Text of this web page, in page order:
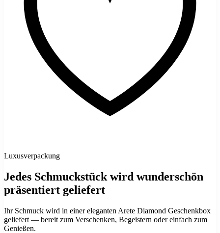
Luxusverpackung
Jedes Schmuckstück wird wunderschön
präsentiert geliefert
Ihr Schmuck wird in einer eleganten Arete Diamond Geschenkbox
geliefert — bereit zum Verschenken, Begeistern oder einfach zum
Genießen.